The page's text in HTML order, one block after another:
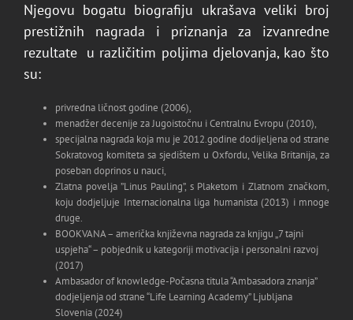
Njegovu bogatu biografiju ukrašava veliki broj
prestižnih nagrada i priznanja za izvanredne
rezultate u različitim poljima djelovanja, kao što
su:
privredna ličnost godine (2006),
menadžer decenije za Jugoistočnu i Centralnu Evropu (2010),
specijalna nagrada koja mu je 2012.godine dodijeljena od strane
Sokratovog komiteta sa sjedištem u Oxfordu, Velika Britanija, za
poseban doprinos u nauci,
Zlatna povelja ”Linus Pauling”, s Plaketom i Zlatnom značkom,
koju dodjeljuje Internacionalna liga humanista (2013) i mnoge
druge.
BOOKVANA – američka književna nagrada za knjigu „7 tajni
uspjeha“ – pobjednik u kategoriji motivacija i personalni razvoj
(2017)
Ambasador of knowledge-Počasna titula “Ambasadora znanja”
dodjeljenja od strane “Life Learning Academy” Ljubljana
Slovenia (2024)